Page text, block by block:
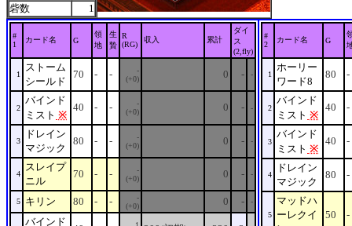
砦数
1
#
1
カード名 G
領
地
生
贄
R
(RG)
収入 累計
ダイ
ス
(2,fly)
1
ストーム
シールド
70 - -
-
(+0)
0 - -
2
バインド
ミスト ※
40 - -
-
(+0)
0 - -
3
ドレイン
マジック
80 - -
-
(+0)
0 - -
4
スレイプ
ニル
70 - -
-
(+0)
0 - -
5 キリン 80 - -
-
(+0)
0 - -
バインド
#
2
カード名 G
1
ホーリー
ワード8
80 -
2
バインド
ミスト ※
40 -
3
バインド
ミスト ※
40 -
4
ドレイン
マジック
80 -
5
マッドハ
ーレクイ
50 -